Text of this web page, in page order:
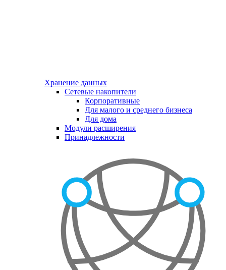
Хранение данных
Сетевые накопители
Корпоративные
Для малого и среднего бизнеса
Для дома
Модули расширения
Принадлежности